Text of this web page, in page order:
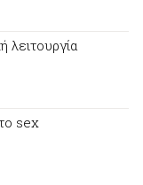
λειτουργία
sex